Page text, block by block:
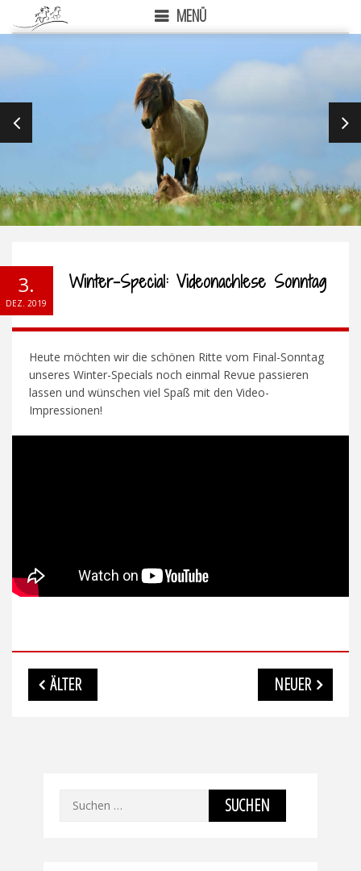
MENÜ
3.
DEZ. 2019
Winter-Special: Videonachlese Sonntag
Heute möchten wir die schönen Ritte vom Final-Sonntag
unseres Winter-Specials noch einmal Revue passieren
lassen und wünschen viel Spaß mit den Video-
Impressionen!
Beitragsnavigation
ÄLTER NEUER
Suchen